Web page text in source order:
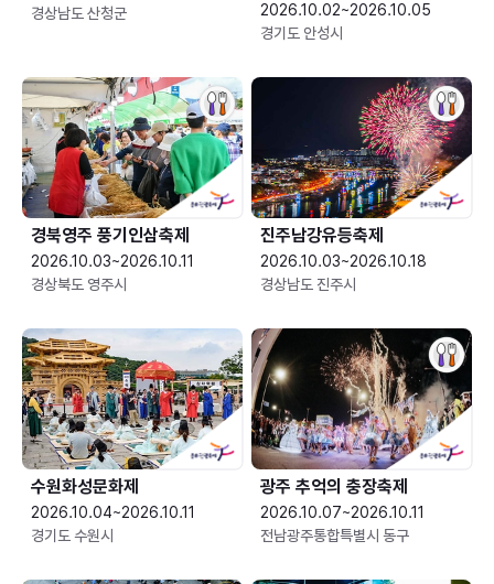
경상남도 산청군
2026.10.02~2026.10.05
경기도 안성시
경북영주 풍기인삼축제
2026.10.03~2026.10.11
경상북도 영주시
진주남강유등축제
2026.10.03~2026.10.18
경상남도 진주시
수원화성문화제
2026.10.04~2026.10.11
경기도 수원시
광주 추억의 충장축제
2026.10.07~2026.10.11
전남광주통합특별시 동구